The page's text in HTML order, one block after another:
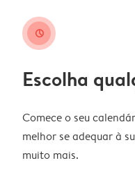
clock
Escolha
Comece o seu
melhor se adequar à
muito mais.